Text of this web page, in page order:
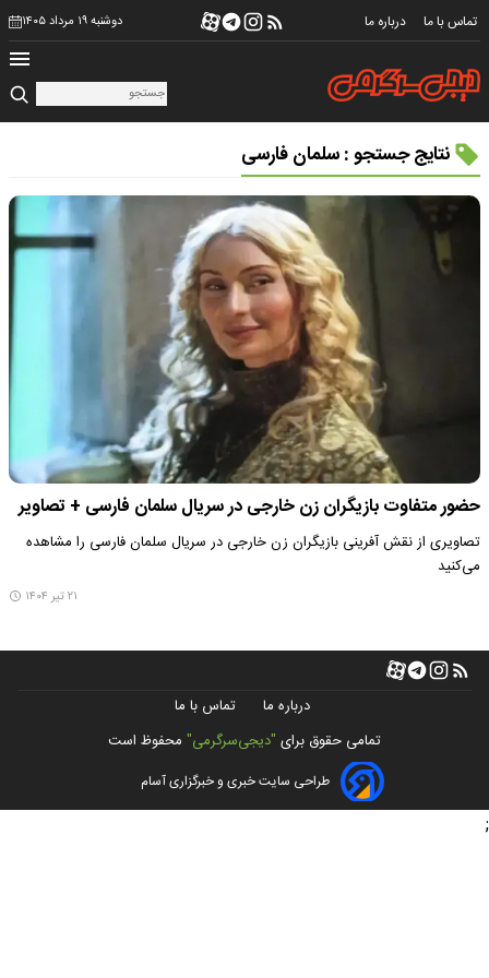
تماس با ما درباره ما دوشنبه ۱۹ مرداد ۱۴۰۵
نتایج جستجو : سلمان فارسی
حضور متفاوت بازیگران زن خارجی در سریال سلمان فارسی + تصاویر
تصاویری از نقش آفرینی بازیگران زن خارجی در سریال سلمان فارسی را مشاهده
می‌کنید
۲۱ تیر ۱۴۰۴
درباره ما
تماس با ما
تمامی حقوق برای "دیجی‌سرگرمی" محفوظ است
طراحی سایت خبری و خبرگزاری آسام
;